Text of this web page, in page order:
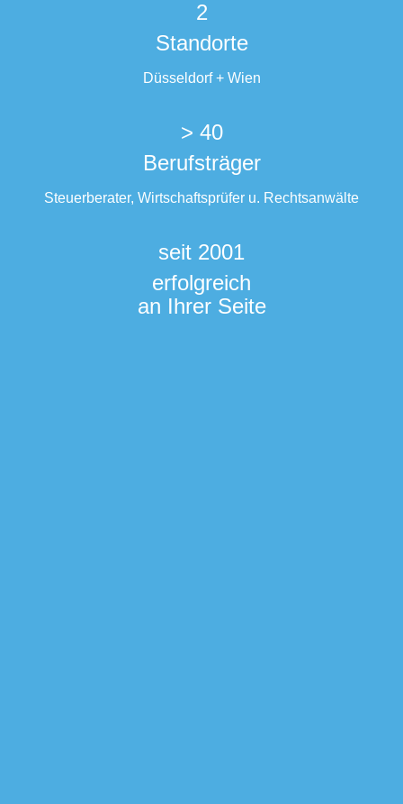
2
Standorte
Düsseldorf + Wien
> 40
Berufsträger
Steuerberater, Wirtschaftsprüfer u. Rechtsanwälte
seit 2001
erfolgreich
an Ihrer Seite